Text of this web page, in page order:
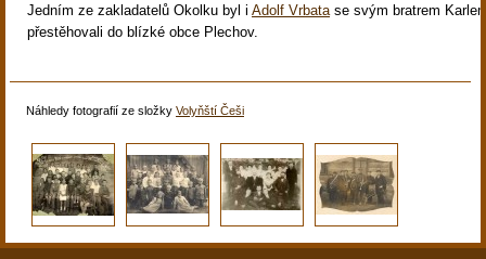
Jedním ze zakladatelů Okolku byl i Adolf Vrbata se svým bratrem
přestěhovali do blízké obce Plechov.
Náhledy fotografií ze složky Volyňští Češi